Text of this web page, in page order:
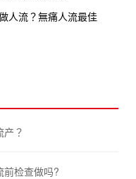
人流？無痛人流最佳
？
前检查做吗?